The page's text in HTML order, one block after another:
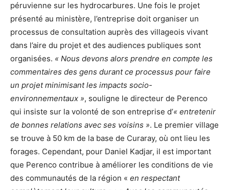
péruvienne sur les hydrocarbures. Une fois le projet
présenté au ministère, l’entreprise doit organiser un
processus de consultation auprès des villageois vivant
dans l’aire du projet et des audiences publiques sont
organisées. « Nous devons alors prendre en compte les
commentaires des gens durant ce processus pour faire
un projet minimisant les impacts socio-
environnementaux », souligne le directeur de Perenco
qui insiste sur la volonté de son entreprise d’« entretenir
de bonnes relations avec ses voisins ». Le premier village
se trouve à 50 km de la base de Curaray, où ont lieu les
forages. Cependant, pour Daniel Kadjar, il est important
que Perenco contribue à améliorer les conditions de vie
des communautés de la région « en respectant